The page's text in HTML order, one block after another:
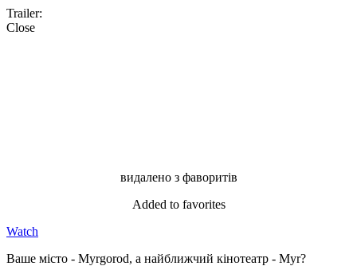
Trailer:
Close
видалено з фаворитів
Added to favorites
Watch
Ваше місто - Myrgorod, а найближчий кінотеатр - Myr?